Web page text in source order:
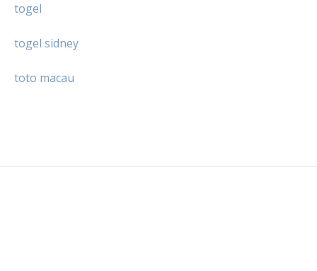
togel
togel sidney
toto macau